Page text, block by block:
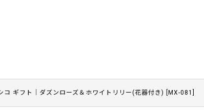
コ ギフト｜ダズンローズ＆ホワイトリリー(花器付き) MX-081